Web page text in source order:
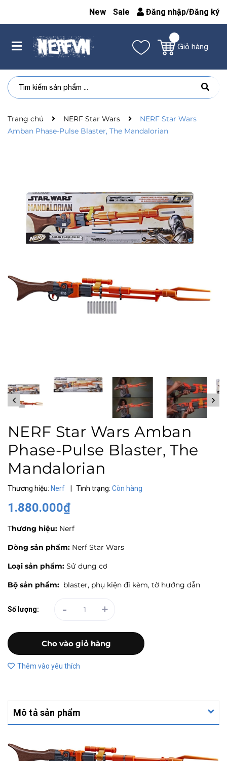
New Sale Đăng nhập/Đăng ký
Giỏ hàng
Trang chủ NERF Star Wars
NERF Star Wars
Amban Phase-Pulse Blaster, The Mandalorian
NERF Star Wars Amban
Phase-Pulse Blaster, The
Mandalorian
Thương hiệu: Nerf Tình trạng: Còn hàng
1.880.000₫
Thương hiệu: Nerf
Dòng sản phẩm: Nerf Star Wars
Loại sản phẩm: Sử dụng cơ
Bộ sản phẩm: blaster, phụ kiện đi kèm, tờ hướng dẫn
Số lượng: - +
Cho vào giỏ hàng
Thêm vào yêu thích
Mô tả sản phẩm